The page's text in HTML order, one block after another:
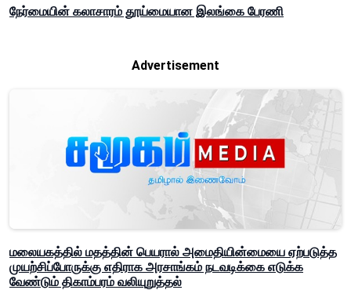
நேர்மையின் கலாசாரம் தூய்மையான இலங்கை பேரணி
Advertisement
மலையகத்தில் மதத்தின் பெயரால் அமைதியின்மையை ஏற்படுத்த
முயற்சிப்போருக்கு எதிராக அரசாங்கம் நடவடிக்கை எடுக்க
வேண்டும் திகாம்பரம் வலியுறுத்தல்